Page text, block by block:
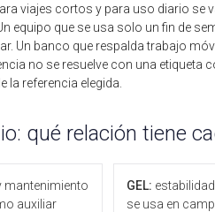
viajes cortos y para uso diario
equipo que se usa solo un fin de
Un banco que respalda trabajo
no se resuelve con una etiqueta
la referencia elegida.
qué relación tiene
mantenimiento
auxiliar
GEL:
se usa en